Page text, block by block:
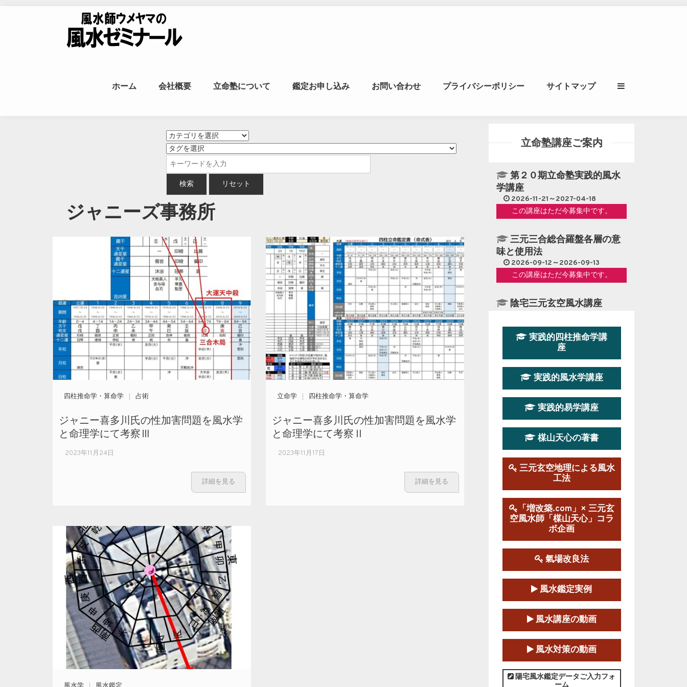
風水師ウメヤマの風水ゼミナール｜風水学・四柱推
ホーム 会社概要 立命塾について 鑑定お申し込み お問い合わせ プライバシーポリシー サイトマップ
ジャニーズ事務所
四柱推命学・算命学 占術
ジャニー喜多川氏の性加害問題を風水学
と命理学にて考察Ⅲ
2023年11月24日
詳細を見る
立命学 四柱推命学・算命学
ジャニー喜多川氏の性加害問題を風水学
と命理学にて考察Ⅱ
2023年11月17日
詳細を見る
立命塾講座ご案内
第２０期立命塾実践的風水
学講座
2026-11-21～2027-04-18
この講座はただ今募集中です。
三元三合総合羅盤各層の意
味と使用法
2026-09-12～2026-09-13
この講座はただ今募集中です。
陰宅三元玄空風水講座
この講座はただ今募集中です。
学講座』
2026-08-22～2026-10-25
この講座はただ今募集中です。
第19期立命塾実践的四柱推
命学講座
2026-03-20～2026-07-19
第１９期立命塾実践的風水
学講座
2025-09-13～2026-03-01
この講座の募集は終了しました。
陰宅三元玄空風水講座
2025-06-07～2025-06-08
この講座の募集は終了しました。
第１８期立命塾『実践的易
学講座』
2025-06-21～2025-08-24
この講座の募集は終了しました。
第１８期立命塾「実践的四
柱立命学（四柱推命学）講座」
実践的四柱推命学講
座
実践的風水学講座
実践的易学講座
楳山天心の著書
三元玄空地理による風水
工法
「増改築.com」× 三元玄
空風水師「楳山天心」コラ
ボ企画
氣場改良法
風水鑑定実例
風水講座の動画
風水対策の動画
陽宅風水鑑定データご入力フォ
ーム